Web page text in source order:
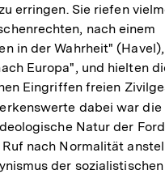
erringen. Sie riefen
nach einem
in der Wahrheit"
Europa", und hielten
Eingriffen freien
dabei war
Natur der
nach Normalität
der sozialistischen